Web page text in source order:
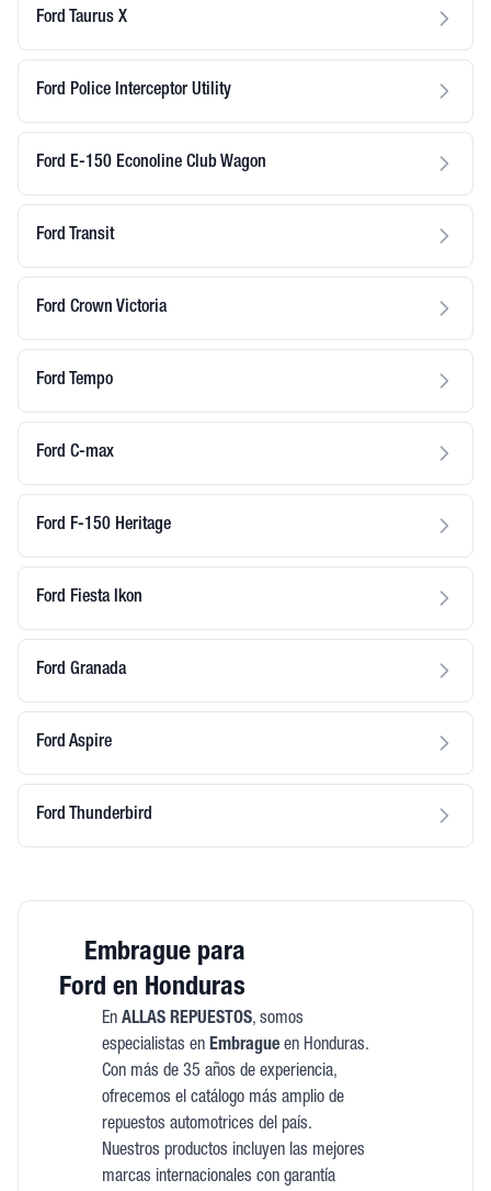
Ford Taurus X
Ford Police Interceptor Utility
Ford E-150 Econoline Club Wagon
Ford Transit
Ford Crown Victoria
Ford Tempo
Ford C-max
Ford F-150 Heritage
Ford Fiesta Ikon
Ford Granada
Ford Aspire
Ford Thunderbird
Embrague para
Ford en Honduras
En ALLAS REPUESTOS, somos
especialistas en Embragueen Honduras.
Con más de 35 años de experiencia,
ofrecemos el catálogo más amplio de
repuestos automotrices del país.
Nuestros productos incluyen las mejores
marcas internacionales con garantía